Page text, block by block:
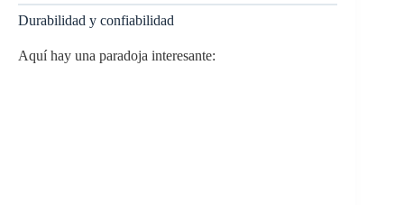
Durabilidad y confiabilidad
Aquí hay una paradoja interesante: